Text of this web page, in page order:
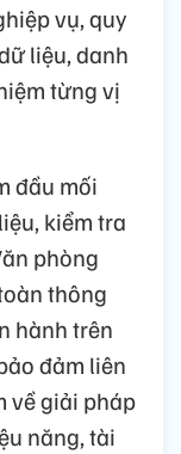
vụ, quy
liệu, danh
từng vị
đầu mối
kiểm tra
phòng
thông
hành trên
đảm liên
về giải pháp
năng, tài